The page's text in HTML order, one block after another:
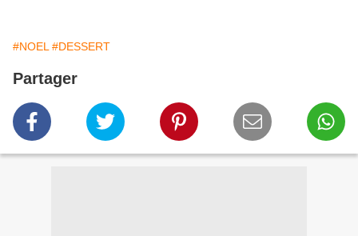
#NOEL #DESSERT
Partager